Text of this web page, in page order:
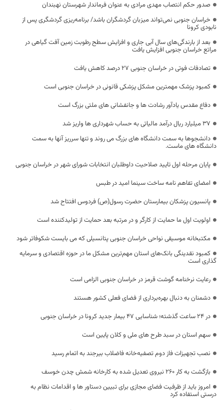
صدور حکم انتصاب مهدی مرادی به عنوان فرماندار شهرستان نهبندان
خراسان جنوبی نمی‌تواند میزبان گردشگران باشد/ برنامه‌ریزی گردشگری پس از
نابودی کرونا
بعد از بارندگی‌های سال آبی جاری و افزایش سطح رطوبت زمین آفت گیاهی در
مراتع خراسان جنوبی افزایش یافت
تصادفات فوتی در خراسان جنوبی ۲۷ درصد کاهش یافت
کمبود پزشک مهمترین مشکل پزشکی قانونی در خراسان‌ جنوبی است
دفاع مقدس یادآور رشادت ها و جانفشانی های ملتی بزرگ است
۳۷ میلیارد ریال درآمد مالیاتی به حساب شهرداری ها واریز شد
دانشجوها به سمت دانشگاه های بزرگ می روند و تنها سرریز آنها به سمت
دانشگاه های ماست.
پایان مرحله اول تایید صلاحیت داوطلبان انتخابات شورای شهر در خراسان جنوبی
امضای تفاهم نامه ساخت سینما امید در طبس
پانسیون پزشکان بیمارستان حضرت رسول(ص) فردوس افتتاح شد
اولویت اول ما حمایت از کارگر و در مرتبه بعد حمایت از تولیدکننده است
مکتبخانه موسیقی نواحی خراسان جنوبی پتانسیلی که می بایست شکوفاتر شود
کمبود نقدینگی بانک‌های استان مهم‌ترین مشکل ما در حوزه اقتصادی و سرمایه
گذاری است
رعایت نرخنامه گوشت قرمز در خراسان جنوبی الزامی است
دشمنان به دنبال بهره‌برداری از فضای فعلی کشور هستند
در 24 ساعت گذشته؛ شناسایی 47 بیمار جدید کرونا در خراسان جنوبی
سهم استان در سبد طرح های ملی و کلان پایین است
نصب تجهیزات فاز دوم تصفیه‌خانه فاضلاب بیرجند به اتمام رسید
بازگشت به کار ۲۶۰ نیروی تعدیل شده به کارخانه شمش چدن خوسف
امروز باید از ظرفیت فضای مجازی برای تبیین دستاور ها و اقدامات نظام‌ به
درستی استفاده کرد